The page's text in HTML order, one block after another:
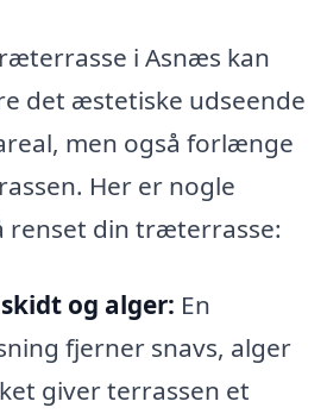
i Asnæs kan
det æstetiske udseende
men også forlænge
Her er nogle
renset din træterrasse:
og alger: En
fjerner snavs, alger
giver terrassen et